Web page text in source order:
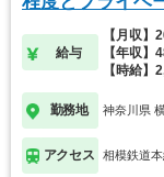
給与
【月収】
【年収】
【時給】
勤務地 神奈川県
アクセス 相模鉄道